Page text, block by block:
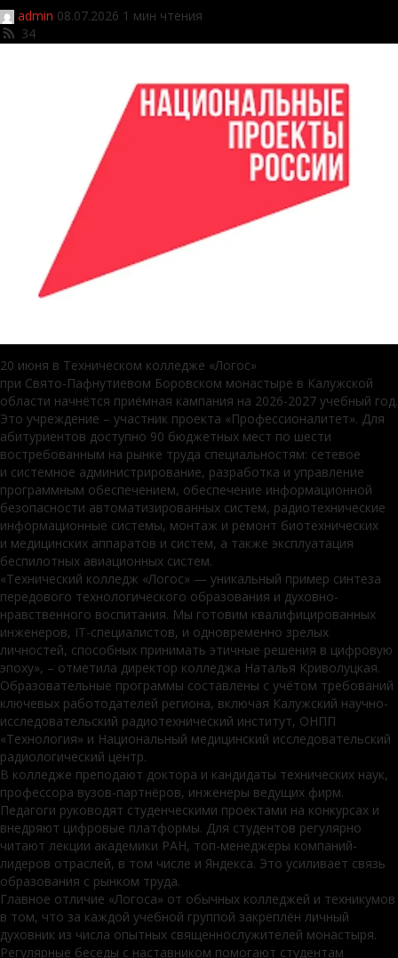
admin 08.07.2026 1 мин чтения
34
20 июня в Техническом колледже «Логос»
при Свято-Пафнутиевом Боровском монастыре в Калужской
области начнётся приёмная кампания на 2026-2027 учебный год.
Это учреждение – участник проекта «Профессионалитет». Для
абитуриентов доступно 90 бюджетных мест по шести
востребованным на рынке труда специальностям: сетевое
и системное администрирование, разработка и управление
программным обеспечением, обеспечение информационной
безопасности автоматизированных систем, радиотехнические
информационные системы, монтаж и ремонт биотехнических
и медицинских аппаратов и систем, а также эксплуатация
беспилотных авиационных систем.
«Технический колледж «Логос» — уникальный пример синтеза
передового технологического образования и духовно-
нравственного воспитания. Мы готовим квалифицированных
инженеров, IT-специалистов, и одновременно зрелых
личностей, способных принимать этичные решения в цифровую
эпоху», – отметила директор колледжа Наталья Криволуцкая.
Образовательные программы составлены с учётом требований
ключевых работодателей региона, включая Калужский научно-
исследовательский радиотехнический институт, ОНПП
«Технология» и Национальный медицинский исследовательский
радиологический центр.
В колледже преподают доктора и кандидаты технических наук,
профессора вузов-партнёров, инженеры ведущих фирм.
Педагоги руководят студенческими проектами на конкурсах и
внедряют цифровые платформы. Для студентов регулярно
читают лекции академики РАН, топ-менеджеры компаний-
лидеров отраслей, в том числе и Яндекса. Это усиливает связь
образования с рынком труда.
Главное отличие «Логоса» от обычных колледжей и техникумов
в том, что за каждой учебной группой закреплён личный
духовник из числа опытных священнослужителей монастыря.
Регулярные беседы с наставником помогают студентам